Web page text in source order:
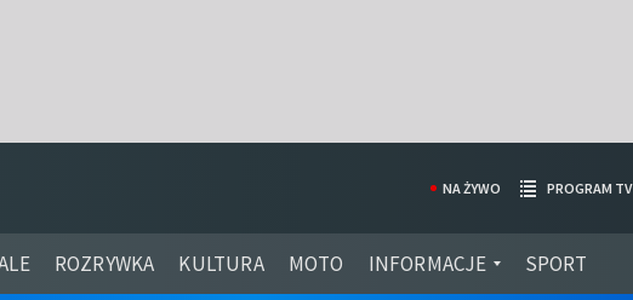
ROZRYWKA KULTURA MOTO INFORMACJE SPORT
NA ŻYWO PROGRAM TV